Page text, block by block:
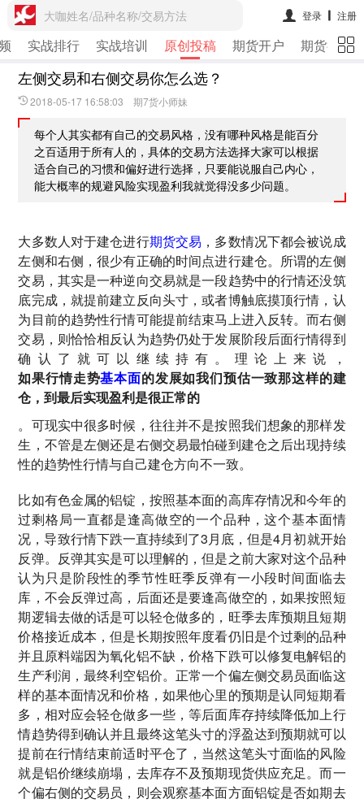
大咖姓名/品种名称/交易方法 登录 注册
实战排行 实战培训 原创投稿 期货开户 期货行情
左侧交易和右侧交易你怎么选？
2018-05-17 16:58:03 期7货小师妹
每个人其实都有自己的交易风格，没有哪种风格是能百分
之百适用于所有人的，具体的交易方法选择大家可以根据
适合自己的习惯和偏好进行选择，只要能说服自己内心，
能大概率的规避风险实现盈利我就觉得没多少问题。
大多数人对于建仓进行期货交易 ，多数情况下都会被说成
左侧和右侧，很少有正确的时间点进行建仓。所谓的左侧
交易，其实是一种逆向交易就是一段趋势中的行情还没筑
底完成，就提前建立反向头寸，或者博触底摸顶行情，认
为目前的趋势性行情可能提前结束马上进入反转。而右侧
交易，则恰恰相反认为趋势仍处于发展阶段后面行情得到
确认了就可以继续持有。理论上来说，
如果行情走势基本面的发展如我们预估一致那这样的建
仓，到最后实现盈利是很正常的
。可现实中很多时候，往往并不是按照我们想象的那样发
生，不管是左侧还是右侧交易最怕碰到建仓之后出现持续
性的趋势性行情与自己建仓方向不一致。
比如有色金属的铝锭，按照基本面的高库存情况和今年的
过剩格局一直都是逢高做空的一个品种，这个基本面情
况，导致行情下跌一直持续到了3月底，但是4月初就开始
反弹。反弹其实是可以理解的，但是之前大家对这个品种
认为只是阶段性的季节性旺季反弹有一小段时间面临去
库，不会反弹过高，后面还是要逢高做空的，如果按照短
期逻辑去做的话是可以轻仓做多的，旺季去库预期且短期
价格接近成本，但是长期按照年度看仍旧是个过剩的品种
并且原料端因为氧化铝不缺，价格下跌可以修复电解铝的
生产利润，最终利空铝价。正常一个偏左侧交易员面临这
样的基本面情况和价格，如果他心里的预期是认同短期看
多，相对应会轻仓做多一些，等后面库存持续降低加上行
情趋势得到确认并且最终这笔头寸的浮盈达到预期就可以
提前在行情结束前适时平仓了，当然这笔头寸面临的风险
就是铝价继续崩塌，去库存不及预期现货供应充足。而一
个偏右侧的交易员，则会观察基本面方面铝锭是否如期去